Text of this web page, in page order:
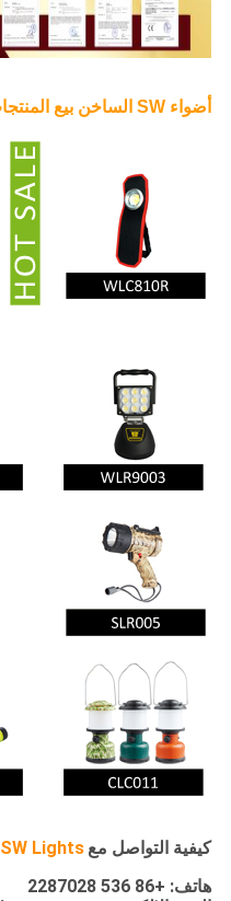
أضواء SW الساخن بيع المنتجات
كيفية التواصل مع SW Lights
هاتف: +86 536 2287028